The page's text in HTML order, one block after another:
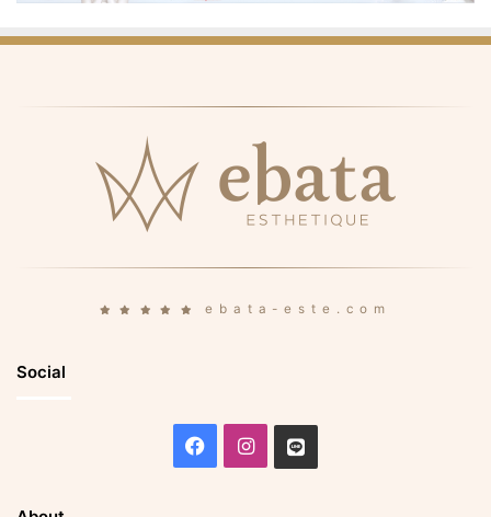
ebata-este.com
Social
Facebook
Instagram